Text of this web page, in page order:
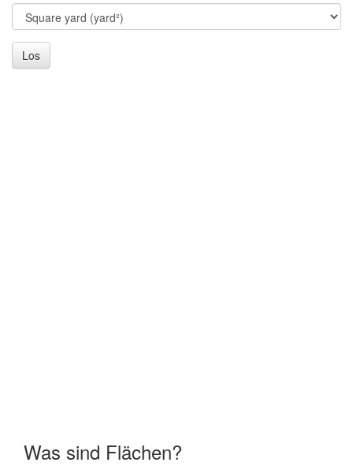
Los
Was sind Flächen?